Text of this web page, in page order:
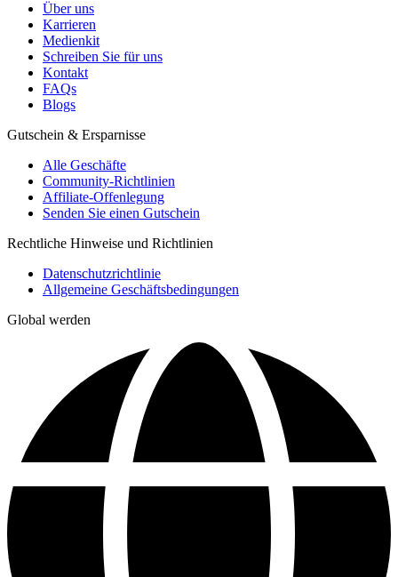
Über uns
Karrieren
Medienkit
Schreiben Sie für uns
Kontakt
FAQs
Blogs
Gutschein & Ersparnisse
Alle Geschäfte
Community-Richtlinien
Affiliate-Offenlegung
Senden Sie einen Gutschein
Rechtliche Hinweise und Richtlinien
Datenschutzrichtlinie
Allgemeine Geschäftsbedingungen
Global werden